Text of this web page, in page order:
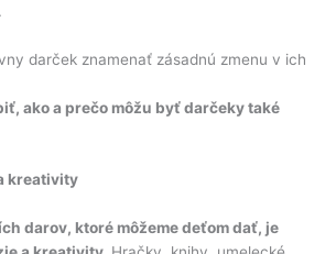
darček znamenať zásadnú zmenu v ich
ako a prečo môžu byť darčeky také
kreativity
darov, ktoré môžeme deťom dať, je